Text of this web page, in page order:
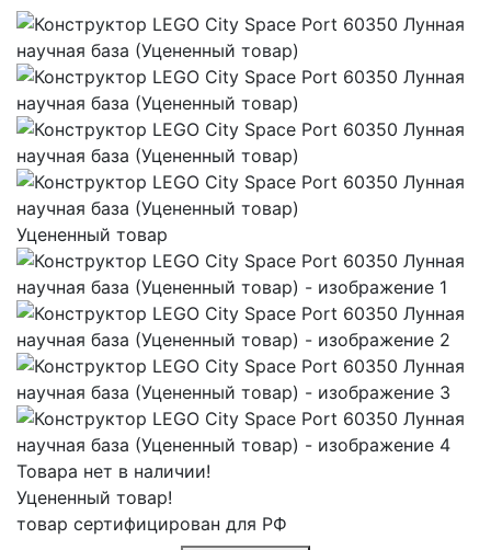
Уцененный товар
Товара нет в наличии!
Уцененный товар!
товар сертифицирован для РФ